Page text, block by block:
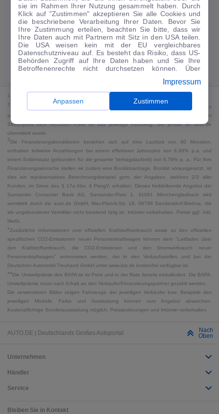
/mtl.
0 € Anzahlung ·60 Monate ·Finanzierungs-Details
Angebot anfragen Rate anpassen
49,9 kWh/100 km + 19,9 l/100 km (gew., komb.) · 19,9 l/100 km (entl.) ·
CO₂ 499 g/km · Klasse G (gew.) / G (entl.)*
1
2 Bei dem Streichpreis handelt es sich für Neufahrzeuge und junge Gebrauchte um den
an auto.de übermittelten Listenpreis. Für alle anderen Fahrzeuge entspricht der
Streichpreis dem höchsten Preis für das jeweilige Fahrzeug, der jemals an auto.de
übermittelt wurde.
3Die Finanzierungskonditionen beziehen sich auf eine Laufzeit von 60 Monaten,
enthalten teilweise Anzahlungen bei einem effektiven Jahreszins von 6,99% p.a. und
einem Sollzinssatz (gebunden für die gesamte Vertragslaufzeit) von 6,78% p. a.. Für Ihre
Finanzierungswünsche stellen wir zudem eine Bonitätsanfrage. Bonität vorausgesetzt, ist
dies ein repräsentatives Berechnungsbeispiel gem. der Angaben, welches 2/3 aller
Kunden, im Sinne des § 17a Abs. 4 PangV, erhalten. Dieses freibleibende Angebot der
Santander Consumer Bank AG, Santander-Platz 1, 41061 Mönchengladbach wird
vermittelt durch die auto.de GmbH, Max-Planck-Str. 19, 06796 Sandersdorf-Brehna, die
als ungebundener Vermittler nicht beratend tätig ist. Irrtümer vorbehalten. Preise ggf. inkl.
MwSt.
*Zusätzliche Informationen zum offiziellen Kraftstoffverbrauch sowie zu den offiziellen
spezifischen CO2-Emissionen neuer Personenkraftwagen können dem "Leitfaden über
den Kraftstoffverbrauch, die CO2-Emissionen und den Stromverbrauch neuer
Personenkraftwagen" entnommen werden, der in den Verkaufsstellen und bei der
Deutschen Automobil Treuhand GmbH unter www.dat.de kostenfrei verfügbar ist.
**Die Umweltprämie des BAFA ist im Preis und in der Rate bereits einkalkuliert. Die BAFA-
Umweltprämie muss nach Erhalt an den Verkäufer/Finanzierungspartner gezahlt werden.
Die verwendeten Bilder zeigen Fahrzeuge der jeweiligen Verkäufer bzw. Beispiele des
jeweiligen Modells. Farbe und Ausstattung können vom Angebot abweichen.
Kostenpflichtige Sonderausstattung möglich. Preisänderungen und Irrtümer vorbehalten.
AUTO.DE | Deutschlands Großes Autoportal
Nach
Oben
Unternehmen
Händler
Service
Bleiben Sie in Kontakt
sie im Rahmen Ihrer Nutzung gesammelt haben. Durch
Klick auf "Zustimmen" akzeptieren Sie alle Cookies und
die beschriebene Verarbeitung Ihrer Daten. Bevor Sie
Ihre Zustimmung erteilen, beachten Sie bitte, dass wir
Ihre Daten auch mit Partnern mit Sitz in den USA teilen.
Die USA weisen kein mit der EU vergleichbares
Datenschutzniveau auf. Es besteht das Risiko, dass US-
Behörden Zugriff auf Ihre Daten haben und Sie Ihre
Betroffenenrechte nicht durchsetzen können. Über
anpassen. Dies ist auch später jederzeit im Bereich
Cookie-Richtliniemöglich. Weitere Informationen finden
Sie in unsererDatenschutzerklärung .
Impressum
Anpassen Zustimmen